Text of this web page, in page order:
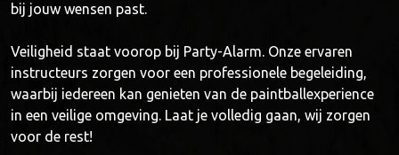
bij jouw wensen past.
Veiligheid staat voorop bij Party-Alarm. Onze ervaren
instructeurs zorgen voor een professionele begeleiding,
waarbij iedereen kan genieten van de paintballexperience
in een veilige omgeving. Laat je volledig gaan, wij zorgen
voor de rest!